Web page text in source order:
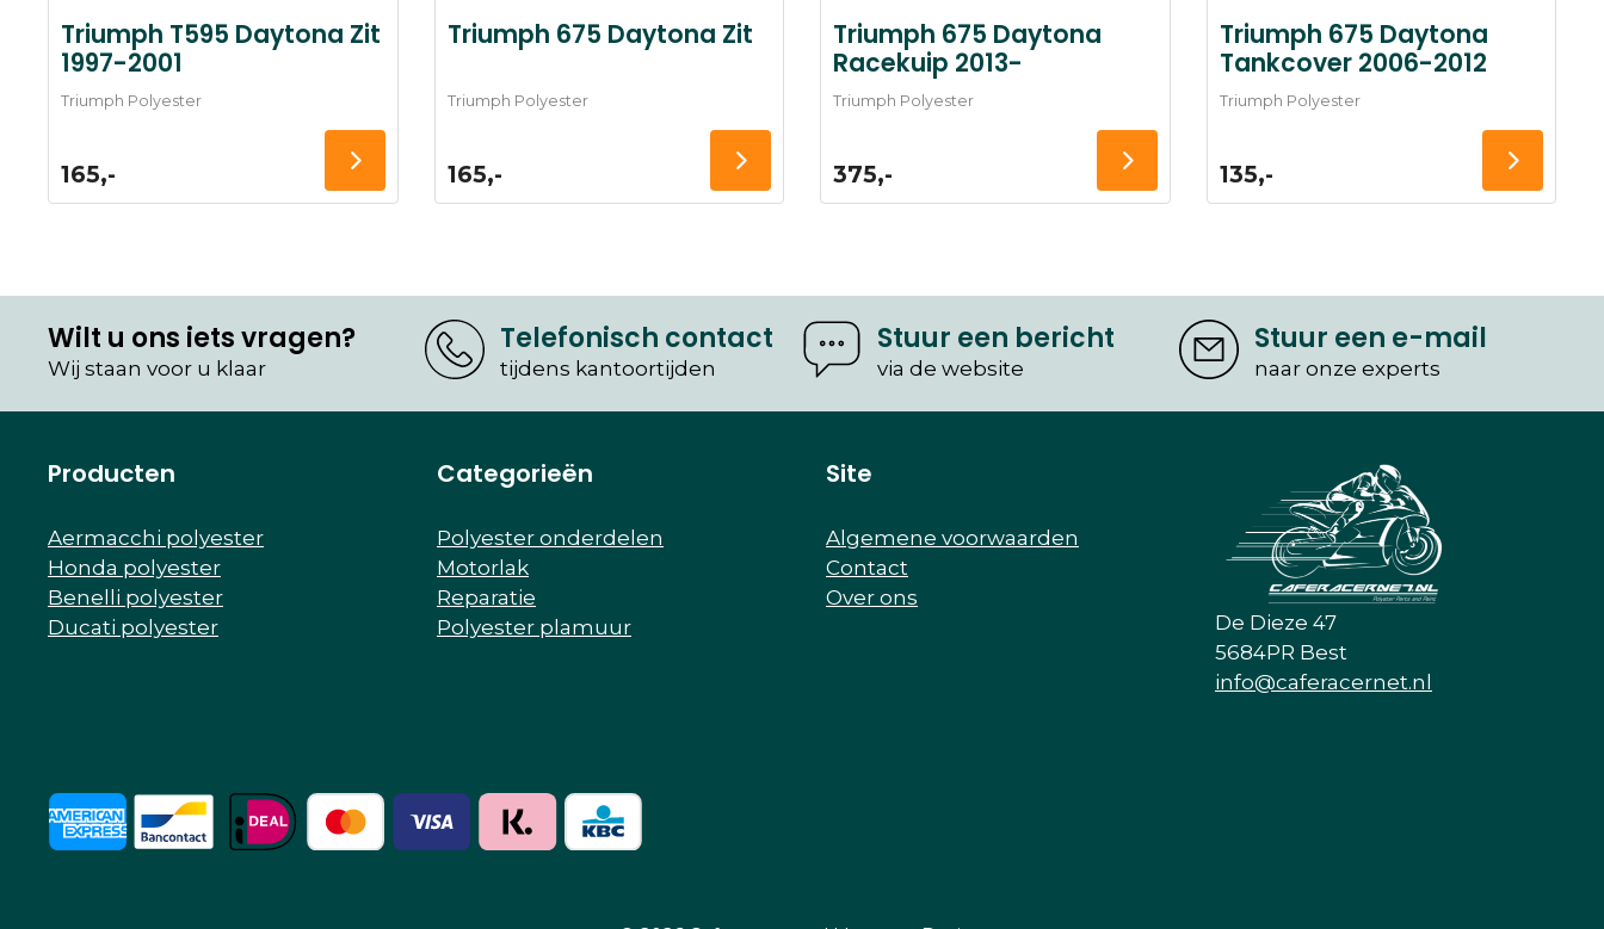
Triumph T595 Daytona Zit
1997-2001
Triumph Polyester
165,-
Triumph 675 Daytona Zit
Triumph Polyester
165,-
Triumph 675 Daytona
Racekuip 2013-
Triumph Polyester
375,-
Triumph 675 Daytona
Tankcover 2006-2012
Triumph Polyester
135,-
Wilt u ons iets vragen?
Wij staan voor u klaar
Telefonisch contact
tijdens kantoortijden
Stuur een bericht
via de website
Stuur een e-mail
naar onze experts
Producten
Aermacchi polyester
Honda polyester
Benelli polyester
Ducati polyester
Categorieën
Polyester onderdelen
Motorlak
Reparatie
Polyester plamuur
Site
Algemene voorwaarden
Contact
Over ons
De Dieze 47
5684PR Best
info@caferacernet.nl